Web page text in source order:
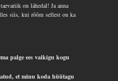
on lähedal! Ja anna
siis, kui rõõm sellest on ka
palge ees vaikigu kogu
et minu koda hüütagu